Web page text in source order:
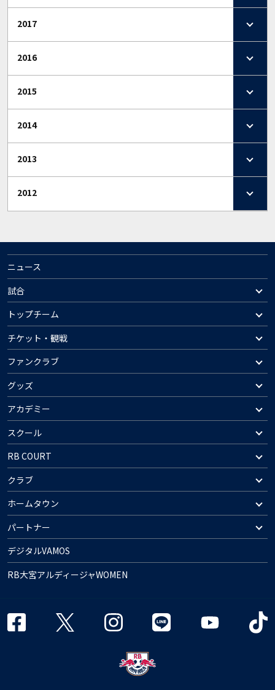
2017
2016
2015
2014
2013
2012
ニュース
試合
トップチーム
チケット・観戦
ファンクラブ
グッズ
アカデミー
スクール
RB COURT
クラブ
ホームタウン
パートナー
デジタルVAMOS
RB大宮アルディージャWOMEN